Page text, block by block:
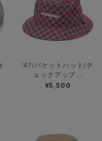
’47/バケットハット/チ
ェックアップ...
¥5,500